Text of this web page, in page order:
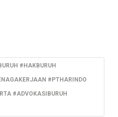
#HAKBURUH
#PTHARINDO
#ADVOKASIBURUH